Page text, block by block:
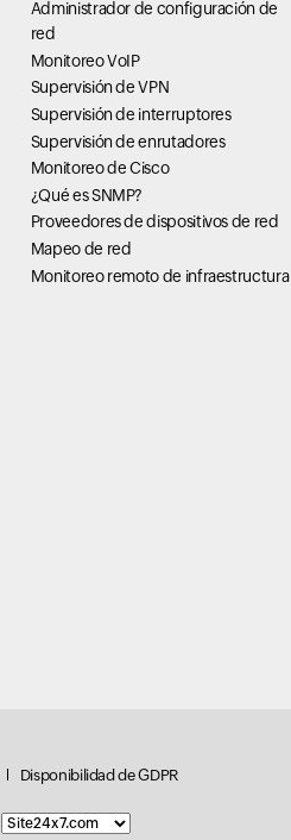
Administrador de configuración de
red
Monitoreo VoIP
Supervisión de VPN
Supervisión de interruptores
Supervisión de enrutadores
Monitoreo de Cisco
¿Qué es SNMP?
Proveedores de dispositivos de red
Mapeo de red
Monitoreo remoto de infraestructura
Disponibilidad de GDPR